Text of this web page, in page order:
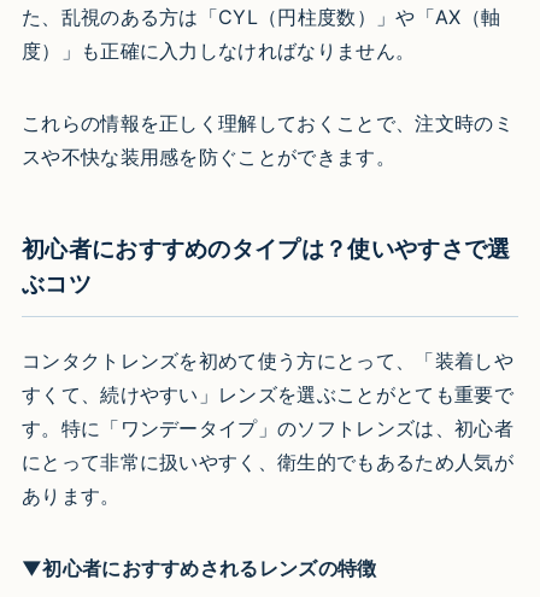
た、乱視のある方は「CYL（円柱度数）」や「AX（軸
度）」も正確に入力しなければなりません。
これらの情報を正しく理解しておくことで、注文時のミ
スや不快な装用感を防ぐことができます。
初心者におすすめのタイプは？使いやすさで選
ぶコツ
コンタクトレンズを初めて使う方にとって、「装着しや
すくて、続けやすい」レンズを選ぶことがとても重要で
す。特に「ワンデータイプ」のソフトレンズは、初心者
にとって非常に扱いやすく、衛生的でもあるため人気が
あります。
▼初心者におすすめされるレンズの特徴